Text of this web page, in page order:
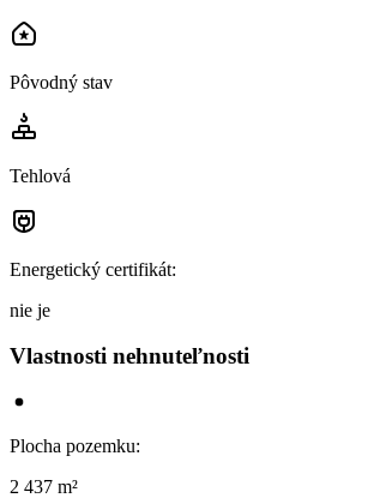
Pôvodný stav
Tehlová
Energetický certifikát:
nie je
Vlastnosti nehnuteľnosti
Plocha pozemku:
2 437 m²